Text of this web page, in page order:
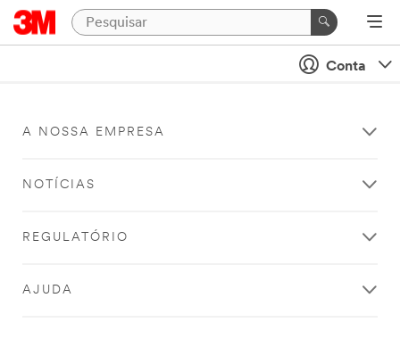
Conta
A NOSSA EMPRESA
NOTÍCIAS
REGULATÓRIO
AJUDA